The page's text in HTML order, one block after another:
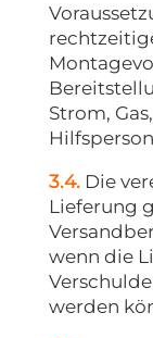
Strom,
3.4. Die
Lieferung
wenn die
werden